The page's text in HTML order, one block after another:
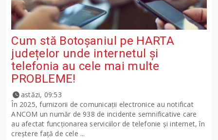
Cum stă Botoșaniul pe HARTA
județelor unde internetul și
telefonia au cele mai multe
PROBLEME!
astăzi, 09:53
În 2025, furnizorii de comunicații electronice au notificat
ANCOM un număr de 938 de incidente semnificative care
au afectat funcționarea serviciilor de telefonie și internet, în
creștere față de cele ...